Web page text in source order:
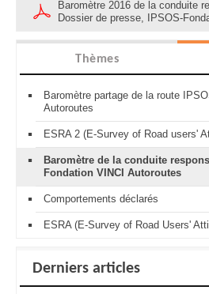
Baromètre 2016 de la conduite
Dossier de presse, IPSOS-
Thèmes
Baromètre partage de la route
Autoroutes
ESRA 2 (E-Survey of Road users'
Baromètre de la conduite
Fondation VINCI Autoroutes
Comportements déclarés
ESRA (E-Survey of Road Users'
Derniers articles